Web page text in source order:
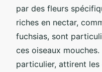
par des fleurs
riches en nectar,
fuchsias, sont
ces oiseaux
particulier, attirent